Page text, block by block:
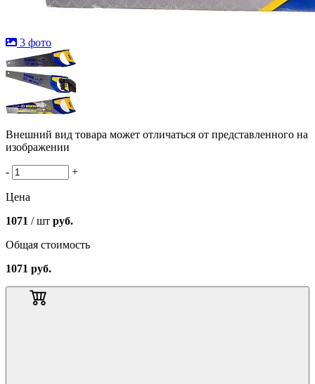
3 фото
Внешний вид товара может отличаться от представленного на
изображении
- +
Цена
1071 / шт руб.
Общая стоимость
1071 руб.